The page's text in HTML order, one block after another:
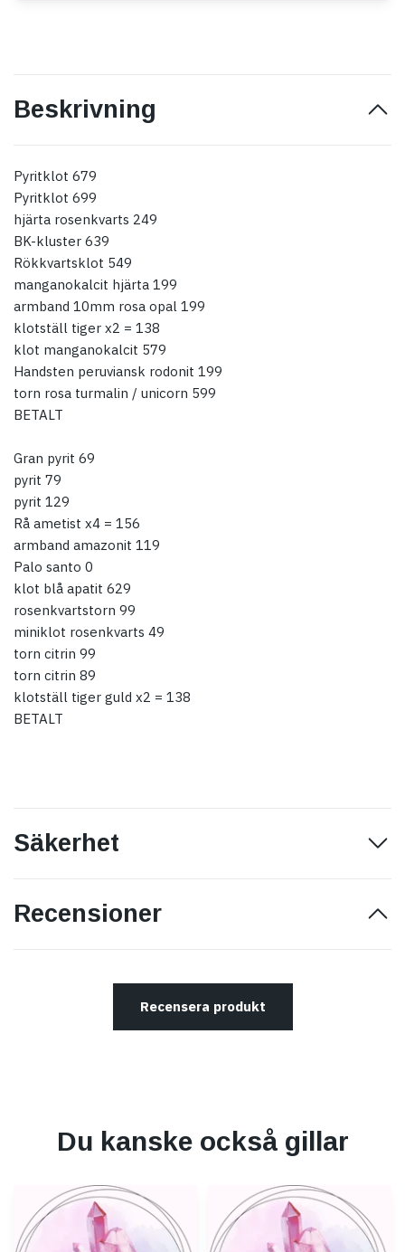
Beskrivning
Pyritklot 679
Pyritklot 699
hjärta rosenkvarts 249
BK-kluster 639
Rökkvartsklot 549
manganokalcit hjärta 199
armband 10mm rosa opal 199
klotställ tiger x2 = 138
klot manganokalcit 579
Handsten peruviansk rodonit 199
torn rosa turmalin / unicorn 599
BETALT
Gran pyrit 69
pyrit 79
pyrit 129
Rå ametist x4 = 156
armband amazonit 119
Palo santo 0
klot blå apatit 629
rosenkvartstorn 99
miniklot rosenkvarts 49
torn citrin 99
torn citrin 89
klotställ tiger guld x2 = 138
BETALT
Säkerhet
Recensioner
Recensera produkt
Du kanske också gillar